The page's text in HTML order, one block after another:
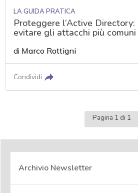
LA GUIDA PRATICA
Proteggere l’Active
evitare gli attacchi più comuni
di Marco Rottigni
Condividi
Pagina 1 di 1
Archivio Newsletter